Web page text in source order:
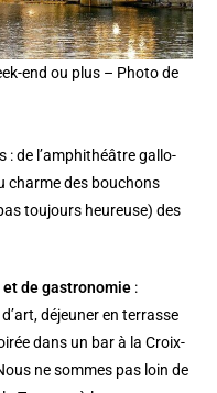
end ou plus – Photo de
: de l’amphithéâtre gallo-
charme des bouchons
toujours heureuse) des
et de gastronomie :
déjeuner en terrasse
dans un bar à la Croix-
ne sommes pas loin de